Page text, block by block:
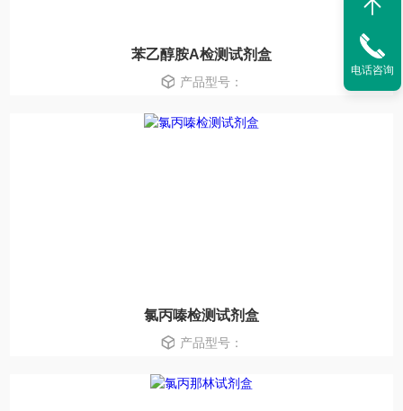
苯乙醇胺A检测试剂盒
产品型号：
氯丙嗪检测试剂盒
产品型号：
电话咨询